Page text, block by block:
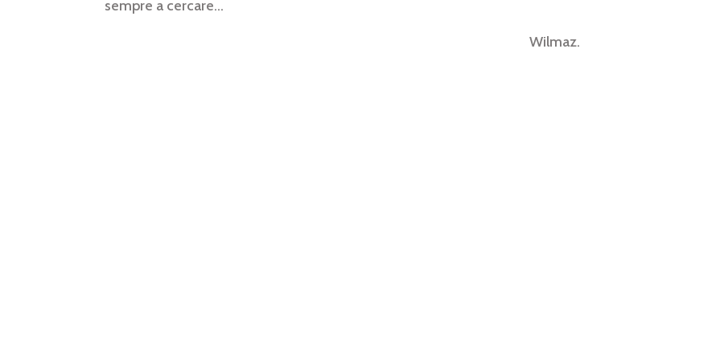
sempre a cercare...
Wilmaz.